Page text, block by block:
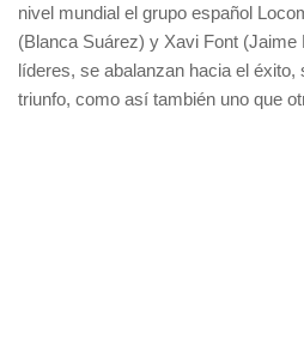
nivel mundial el grupo español
(Blanca Suárez) y Xavi Font (Jaime
líderes, se abalanzan hacia el
triunfo, como así también uno que